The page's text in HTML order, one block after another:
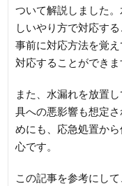
ついて解説しました
しいやり方で対応す
事前に対応方法を覚
対応することができま
また、水漏れを放置
具への悪影響も想定
めにも、応急処置か
心です。
この記事を参考にし